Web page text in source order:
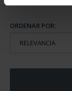
ORDENAR POR: